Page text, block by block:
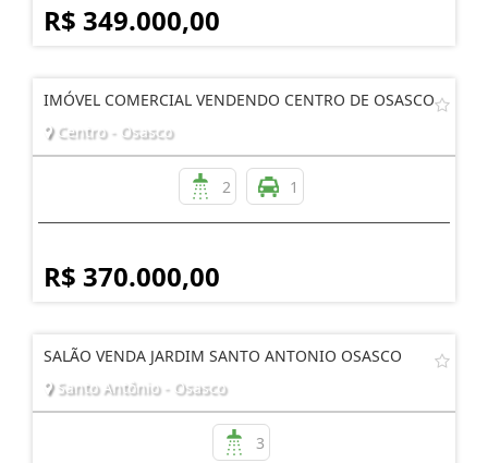
R$ 349.000,00
IMÓVEL COMERCIAL VENDENDO CENTRO DE OSASCO
Centro - Osasco
2 1
R$ 370.000,00
SALÃO VENDA JARDIM SANTO ANTONIO OSASCO
Santo Antônio - Osasco
3